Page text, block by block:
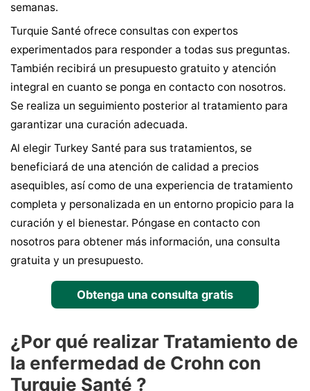
semanas.
Turquie Santé ofrece consultas con expertos
experimentados para responder a todas sus preguntas.
También recibirá un presupuesto gratuito y atención
integral en cuanto se ponga en contacto con nosotros.
Se realiza un seguimiento posterior al tratamiento para
garantizar una curación adecuada.
Al elegir Turkey Santé para sus tratamientos, se
beneficiará de una atención de calidad a precios
asequibles, así como de una experiencia de tratamiento
completa y personalizada en un entorno propicio para la
curación y el bienestar. Póngase en contacto con
nosotros para obtener más información, una consulta
gratuita y un presupuesto.
Obtenga una consulta gratis
¿Por qué realizar Tratamiento de
la enfermedad de Crohn con
Turquie Santé ?